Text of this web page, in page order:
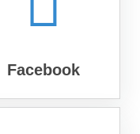
Facebook